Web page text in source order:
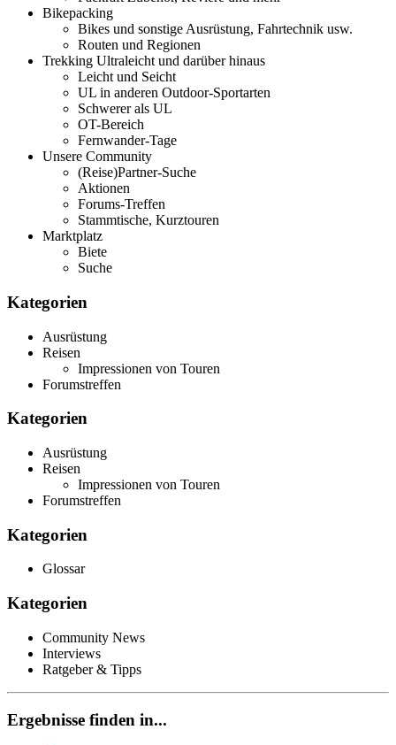
Bikepacking
Bikes und sonstige Ausrüstung, Fahrtechnik usw.
Routen und Regionen
Trekking Ultraleicht und darüber hinaus
Leicht und Seicht
UL in anderen Outdoor-Sportarten
Schwerer als UL
OT-Bereich
Fernwander-Tage
Unsere Community
(Reise)Partner-Suche
Aktionen
Forums-Treffen
Stammtische, Kurztouren
Marktplatz
Biete
Suche
Kategorien
Ausrüstung
Reisen
Impressionen von Touren
Forumstreffen
Kategorien
Ausrüstung
Reisen
Impressionen von Touren
Forumstreffen
Kategorien
Glossar
Kategorien
Community News
Interviews
Ratgeber & Tipps
Ergebnisse finden in...